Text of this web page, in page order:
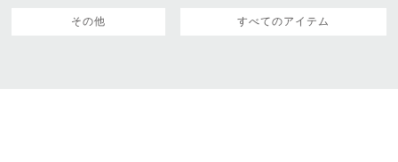
その他 すべてのアイテム